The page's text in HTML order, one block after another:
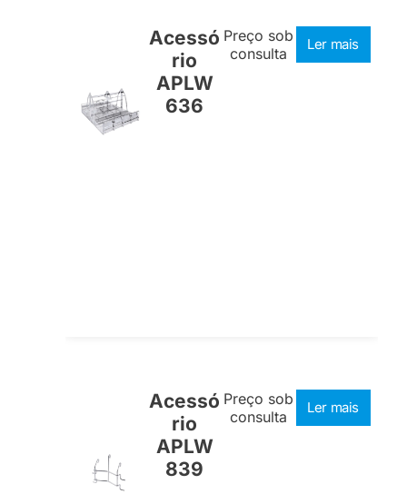
Acessó
rio
APLW
636
Preço sob
consulta
Ler mais
Acessó
rio
APLW
839
Preço sob
consulta
Ler mais